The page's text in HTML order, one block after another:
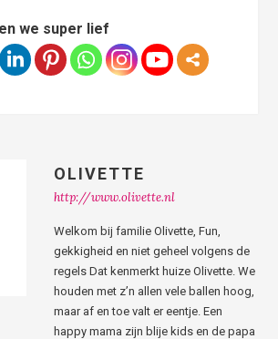
we super lief
OLIVETTE
http://www.olivette.nl
Welkom bij familie Olivette, Fun,
gekkigheid en niet geheel volgens de
regels Dat kenmerkt huize Olivette. We
houden met z’n allen vele ballen hoog,
maar af en toe valt er eentje. Een
happy mama zijn blije kids en de papa